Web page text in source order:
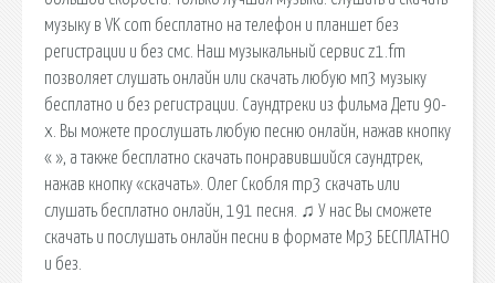
музыку в VK com бесплатно на телефон и планшет без
регистрации и без смс. Наш музыкальный сервис z1.fm
позволяет слушать онлайн или скачать любую мп3 музыку
бесплатно и без регистрации. Саундтреки из фильма Дети 90-
х. Вы можете прослушать любую песню онлайн, нажав кнопку
« », а также бесплатно скачать понравившийся саундтрек,
нажав кнопку «скачать». Олег Скобля mp3 скачать или
слушать бесплатно онлайн, 191 песня. ♫ У нас Вы сможете
скачать и послушать онлайн песни в формате Mp3 БЕСПЛАТНО
и без.